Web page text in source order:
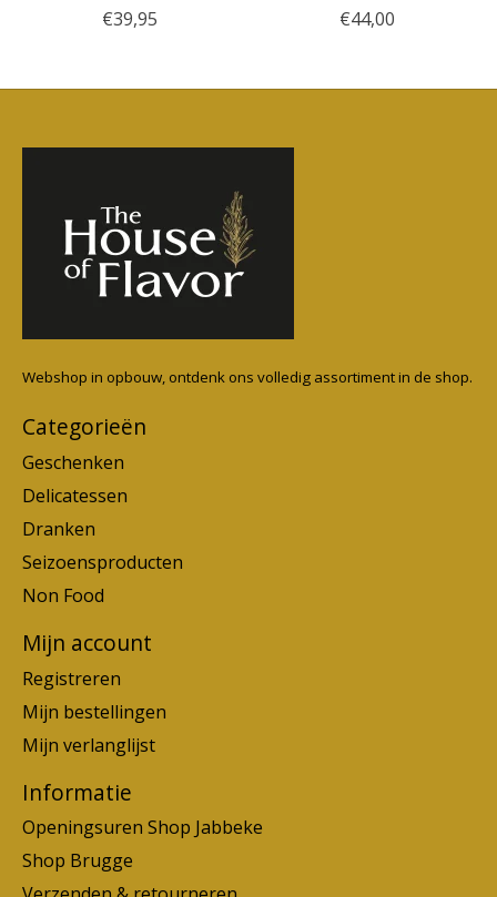
€39,95
€44,00
Webshop in opbouw, ontdenk ons volledig assortiment in de shop.
Categorieën
Geschenken
Delicatessen
Dranken
Seizoensproducten
Non Food
Mijn account
Registreren
Mijn bestellingen
Mijn verlanglijst
Informatie
Openingsuren Shop Jabbeke
Shop Brugge